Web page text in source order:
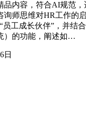
品内容，符合AI规范
询师思维对HR工作的
员工成长伙伴”，并结
）的功能，阐述如…
日